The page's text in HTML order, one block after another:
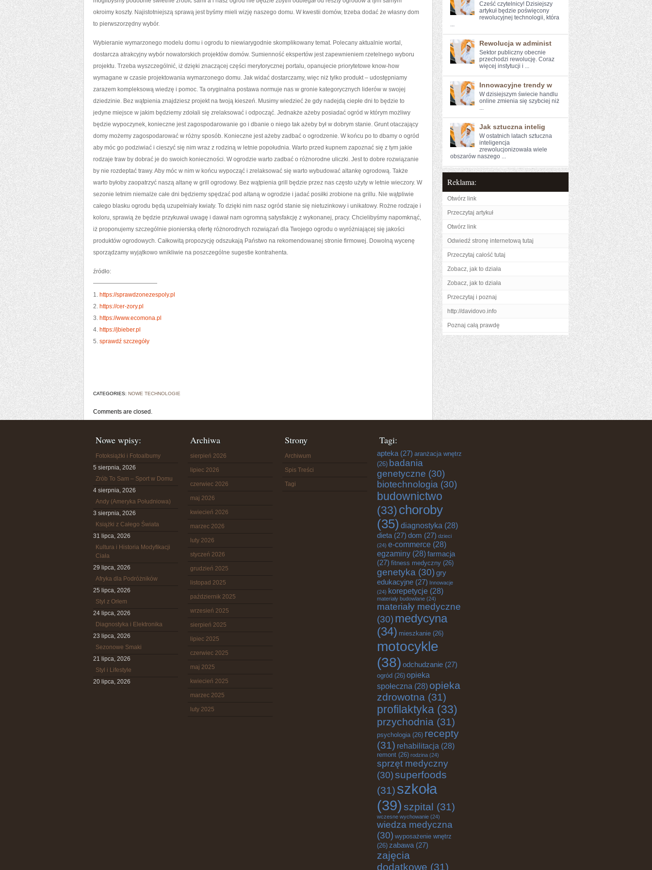
okroimy koszty. Najistotniejszą sprawą jest byśmy mieli wizję naszego domu. W kwestii domów, trzeba dodać że własny dom
to pierwszorzędny wybór.
Wybieranie wymarzonego modelu domu i ogrodu to niewiarygodnie skomplikowany temat. Polecany aktualnie wortal,
dostarcza atrakcyjny wybór nowatorskich projektów domów. Sumienność ekspertów jest zapewnieniem rzetelnego wyboru
projektu. Trzeba wyszczególnić, iż dzięki znaczącej części merytorycznej portalu, opanujecie priorytetowe know-how
wymagane w czasie projektowania wymarzonego domu. Jak widać dostarczamy, więc niż tylko produkt – udostępniamy
zarazem kompleksową wiedzę i pomoc. Ta oryginalna postawa normuje nas w gronie kategorycznych liderów w swojej
dziedzinie. Bez wątpienia znajdziesz projekt na twoją kieszeń. Musimy wiedzieć że gdy nadejdą ciepłe dni to będzie to
jedyne miejsce w jakim będziemy zdołali się zrelaksować i odpocząć. Jednakże ażeby posiadać ogród w którym możliwy
będzie wypoczynek, konieczne jest zagospodarowanie go i dbanie o niego tak ażeby był w dobrym stanie. Grunt otaczający
domy możemy zagospodarować w różny sposób. Konieczne jest ażeby zadbać o ogrodzenie. W końcu po to dbamy o ogród
aby móc go podziwiać i cieszyć się nim wraz z rodziną w letnie popołudnia. Warto przed kupnem zapoznać się z tym jakie
rodzaje traw by dobrać je do swoich konieczności. W ogrodzie warto zadbać o różnorodne uliczki. Jest to dobre rozwiązanie
by nie rozdeptać trawy. Aby móc w nim w końcu wypocząć i zrelaksować się warto wybudować altankę ogrodową. Także
warto byłoby zaopatrzyć naszą altanę w grill ogrodowy. Bez wątpienia grill będzie przez nas często użyty w letnie wieczory. W
sezonie letnim niemalże całe dni będziemy spędzać pod altaną w ogrodzie i jadać posiłki zrobione na grillu. Nie wątpliwie
całego blasku ogrodu będą uzupełniały kwiaty. To dzięki nim nasz ogród stanie się nietuzinkowy i unikatowy. Rożne rodzaje i
koloru, sprawią że będzie przykuwał uwagę i dawał nam ogromną satysfakcję z wykonanej, pracy. Chcielibyśmy napomknąć,
iż proponujemy szczególnie pionierską ofertę różnorodnych rozwiązań dla Twojego ogrodu o wyróżniającej się jakości
produktów ogrodowych. Całkowitą propozycję odszukają Państwo na rekomendowanej stronie firmowej. Dowolną wycenę
sporządzamy wyjątkowo wnikliwie na poszczególne sugestie kontrahenta.
źródło:
———————————
1. https://sprawdzonezespoly.pl
2. https://cer-zory.pl
3. https://www.ecomona.pl
4. https://jbieber.pl
5. sprawdź szczegóły
CATEGORIES: NOWE TECHNOLOGIE
Comments are closed.
Cześć czytelnicy! Dzisiejszy
artykuł będzie poświęcony
rewolucyjnej technologii, która
...
Rewolucja w administ
Sektor publiczny ​obecnie​
przechodzi⁣ rewolucję. Coraz
więcej instytucji i ...
Innowacyjne trendy w
W dzisiejszym świecie handlu
online⁣ zmienia się szybciej​ niż
...
Jak sztuczna intelig
W ostatnich latach ‍sztuczna
inteligencja
‌zrewolucjonizowała wiele
obszarów​ naszego ...
Reklama:
Otwórz link
Przeczytaj artykuł
Otwórz link
Odwiedź stronę internetową tutaj
Przeczytaj całość tutaj
Zobacz, jak to działa
Zobacz, jak to działa
Przeczytaj i poznaj
http://davidovo.info
Poznaj całą prawdę
Nowe wpisy:
Fotoksiążki i Fotoalbumy
5 sierpnia, 2026
Zrób To Sam – Sport w Domu
4 sierpnia, 2026
Andy (Ameryka Południowa)
3 sierpnia, 2026
Książki z Całego Świata
31 lipca, 2026
Kultura i Historia Modyfikacji
Ciała
29 lipca, 2026
Afryka dla Podróżników
25 lipca, 2026
Styl z Orłem
24 lipca, 2026
Diagnostyka i Elektronika
23 lipca, 2026
Sezonowe Smaki
21 lipca, 2026
Styl i Lifestyle
20 lipca, 2026
Archiwa
sierpień 2026
lipiec 2026
czerwiec 2026
maj 2026
kwiecień 2026
marzec 2026
luty 2026
styczeń 2026
grudzień 2025
listopad 2025
październik 2025
wrzesień 2025
sierpień 2025
lipiec 2025
czerwiec 2025
maj 2025
kwiecień 2025
marzec 2025
luty 2025
Strony
Archiwum
Spis Treści
Tagi
Tagi:
apteka (27) aranżacja wnętrz
(26) badania
genetyczne (30)
biotechnologia (30)
budownictwo
(33)choroby
(35) diagnostyka (28)
dieta (27) dom (27) dzieci
(24) e-commerce (28)
egzaminy (28)farmacja
(27) fitness medyczny (26)
genetyka (30) gry
edukacyjne (27) Innowacje
(24) korepetycje (28)
materiały budowlane (24)
materiały medyczne
(30) medycyna
(34) mieszkanie (26)
motocykle
(38) odchudzanie (27)
ogród (26) opieka
społeczna (28) opieka
zdrowotna (31)
profilaktyka (33)
przychodnia (31)
psychologia(26) recepty
(31) rehabilitacja (28)
remont (26) rodzina (24)
sprzęt medyczny
(30)superfoods
(31) szkoła
(39) szpital (31)
wczesne wychowanie (24)
wiedza medyczna
(30) wyposażenie wnętrz
(26) zabawa (27)
zajęcia
dodatkowe (31)